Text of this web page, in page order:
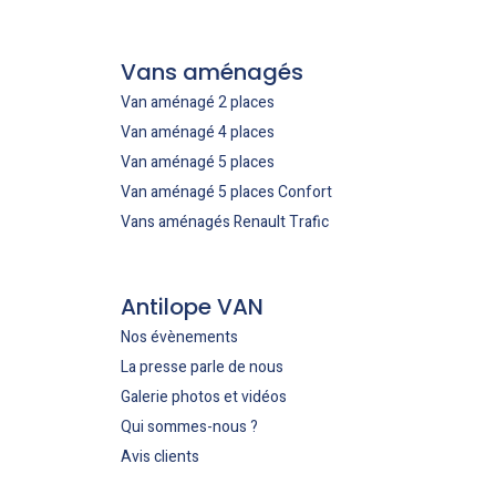
Vans aménagés
Van aménagé 2 places
Van aménagé 4 places
Van aménagé 5 places
Van aménagé 5 places Confort
Vans aménagés Renault Trafic
Antilope VAN
Nos évènements
La presse parle de nous
Galerie photos et vidéos
Qui sommes-nous ?
Avis clients